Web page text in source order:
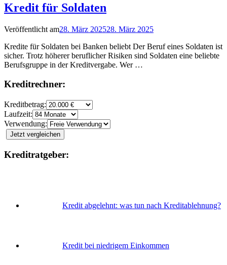
Kredit für Soldaten
Veröffentlicht am28. März 202528. März 2025
Kredite für Soldaten bei Banken beliebt Der Beruf eines Soldaten ist
sicher. Trotz höherer beruflicher Risiken sind Soldaten eine beliebte
Berufsgruppe in der Kreditvergabe. Wer …
Kreditrechner:
Kreditbetrag:
Laufzeit:
Verwendung:
Jetzt vergleichen
Kreditratgeber:
Kredit abgelehnt: was tun nach Kreditablehnung?
Kredit bei niedrigem Einkommen